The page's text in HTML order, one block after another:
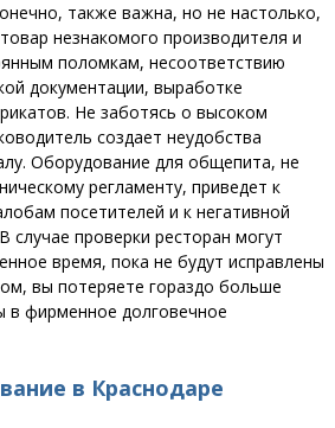
также важна, но не настолько,
незнакомого производителя и
поломкам, несоответствию
документации, выработке
Не заботясь о высоком
создает неудобства
Оборудование для общепита, не
регламенту, приведет к
посетителей и к негативной
случае проверки ресторан могут
время, пока не будут исправлены
вы потеряете гораздо больше
в фирменное долговечное
в Краснодаре